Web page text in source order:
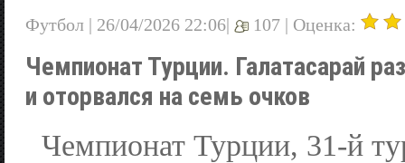
Футбол | 26/04/2026 22:06| 107 | Оценка:
Чемпионат Турции. Галатасарай
и оторвался на семь очков
Чемпионат Турции, 31-й